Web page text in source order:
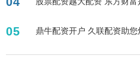
05 鼎牛配资开户 久联配资助